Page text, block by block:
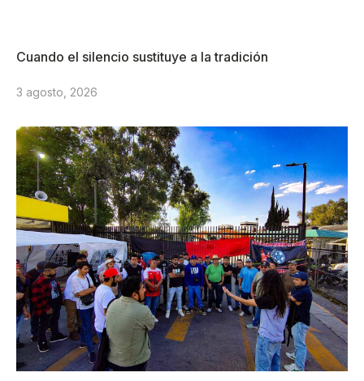
Cuando el silencio sustituye a la tradición
3 agosto, 2026